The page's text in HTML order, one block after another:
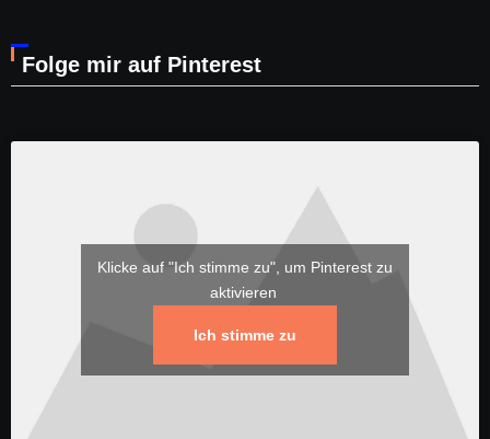
Folge mir auf Pinterest
Klicke auf "Ich stimme zu", um Pinterest zu
aktivieren
Ich stimme zu